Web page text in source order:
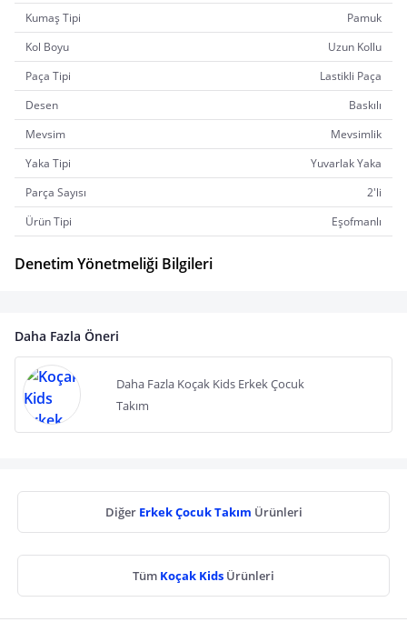
Kumaş Tipi
Pamuk
Kol Boyu
Uzun Kollu
Paça Tipi
Lastikli Paça
Desen
Baskılı
Mevsim
Mevsimlik
Yaka Tipi
Yuvarlak Yaka
Parça Sayısı
2'li
Ürün Tipi
Eşofmanlı
Denetim Yönetmeliği Bilgileri
Daha Fazla Öneri
Daha Fazla Koçak Kids Erkek Çocuk
Takım
Diğer Erkek Çocuk Takım Ürünleri
Tüm Koçak Kids Ürünleri